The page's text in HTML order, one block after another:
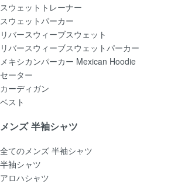
スウェットトレーナー
スウェットパーカー
リバースウィーブスウェット
リバースウィーブスウェットパーカー
メキシカンパーカー Mexican Hoodie
セーター
カーディガン
ベスト
メンズ 半袖シャツ
全てのメンズ 半袖シャツ
半袖シャツ
アロハシャツ